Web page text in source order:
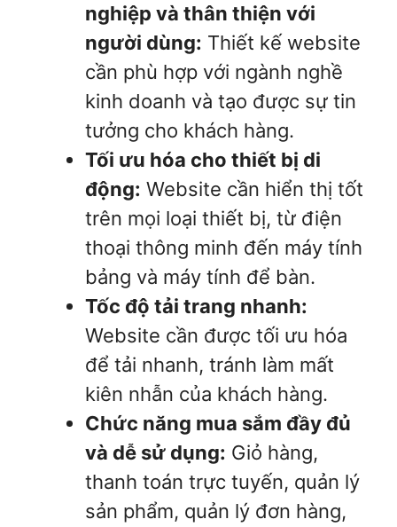
nghiệp và thân thiện với
người dùng: Thiết kế website
cần phù hợp với ngành nghề
kinh doanh và tạo được sự tin
tưởng cho khách hàng.
Tối ưu hóa cho thiết bị di
động: Website cần hiển thị tốt
trên mọi loại thiết bị, từ điện
thoại thông minh đến máy tính
bảng và máy tính để bàn.
Tốc độ tải trang nhanh:
Website cần được tối ưu hóa
để tải nhanh, tránh làm mất
kiên nhẫn của khách hàng.
Chức năng mua sắm đầy đủ
và dễ sử dụng: Giỏ hàng,
thanh toán trực tuyến, quản lý
sản phẩm, quản lý đơn hàng,